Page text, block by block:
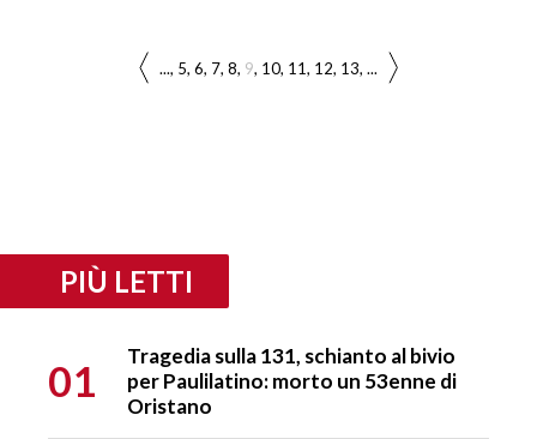
... 5 6 7 8 9 10 11 12 13 ...
PIÙ LETTI
01
Tragedia sulla 131, schianto al bivio
per Paulilatino: morto un 53enne di
Oristano